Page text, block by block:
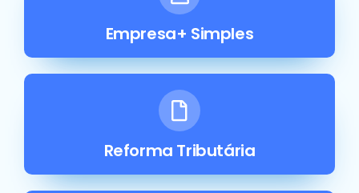
Empresa+ Simples
Reforma Tributária